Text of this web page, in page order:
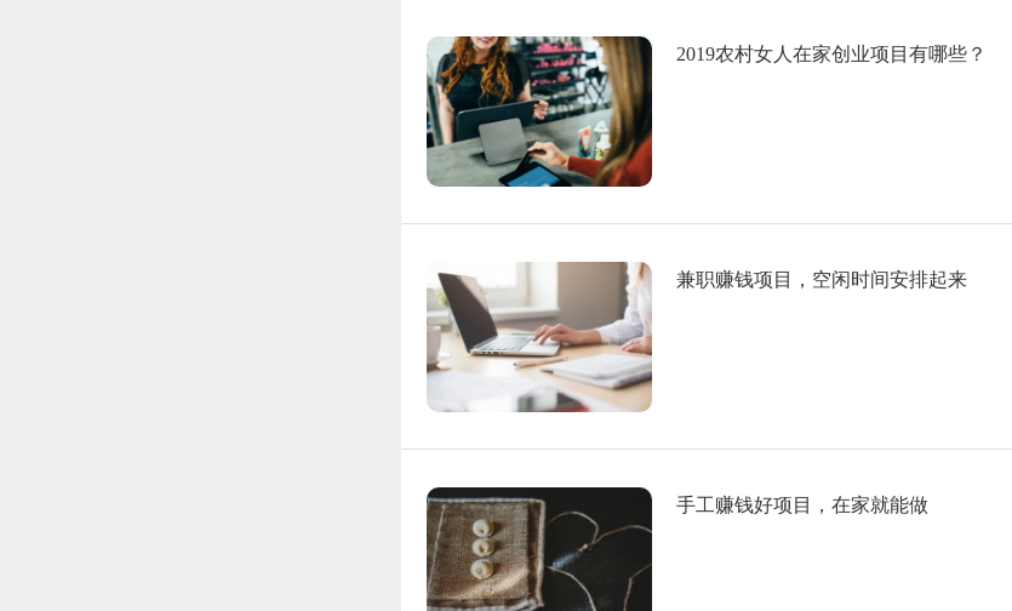
2019农村女人在家创业项目有哪些？
兼职赚钱项目，空闲时间安排起来
手工赚钱好项目，在家就能做